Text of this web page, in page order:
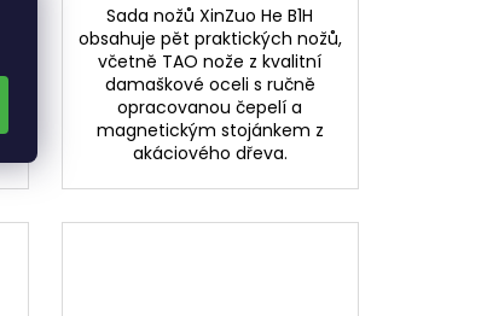
Sada nožů XinZuo He B1H
obsahuje pět praktických nožů,
včetně TAO nože z kvalitní
damaškové oceli s ručně
opracovanou čepelí a
magnetickým stojánkem z
akáciového dřeva.